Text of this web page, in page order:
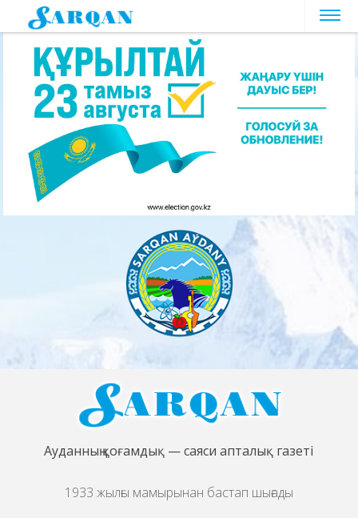
Ауданның қоғамдық — саяси апталық газеті
1933 жылғы мамырынан бастап шығады